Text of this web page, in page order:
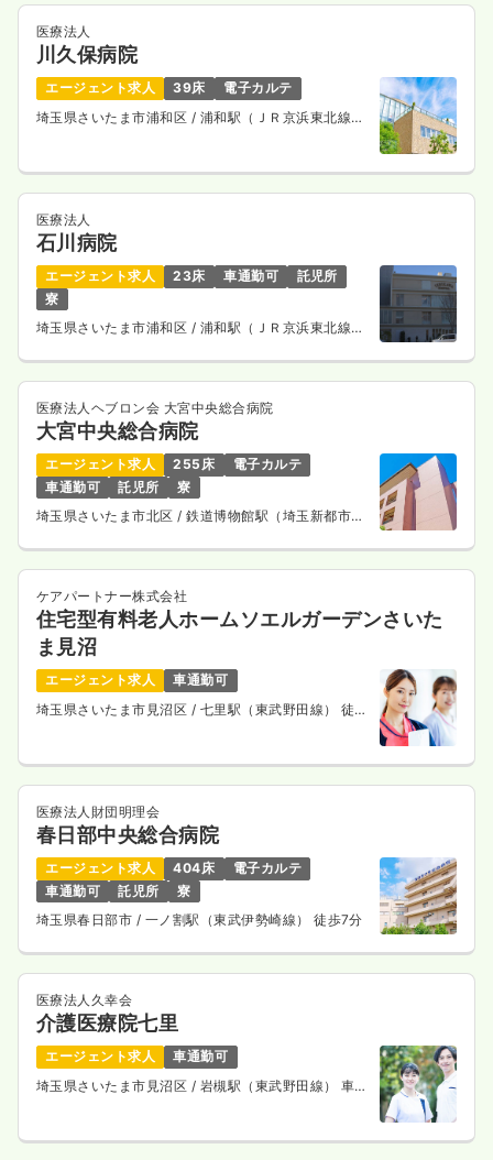
透析正・准看護師 一般病院
26.1万円〜/月 賞与2回
時間 8:15～17:00
4週8休以上
担当業務未経験可 ブランク可
第二新卒可
月給26万円以上可
気になる 詳細を見る
救急外来正看護師
日勤のみ（常勤）
給与 25.1万円〜/月 賞与2.45ヶ月
4週8休以上
担当業務未経験可
月給25万円以上可
給与 29.9万円/月 賞与3.5ヶ月
※経験5年の例
時間 8:30～17:15
4週8休以上
担当業務未経験可 ブランク可
第二新卒可
月給33万円以上可
気になる 詳細を見る
日勤のみ（パート）
給与 時給1,500 円〜
時間 8:30～17:15（休憩45分）
医療法人
川久保病院
エージェント求人 39床
電子カルテ
埼玉県さいたま市浦和区 / 浦和駅（ＪＲ京浜東北線）
医療法人
石川病院
エージェント求人 23床 車通勤可
託児所
寮
埼玉県さいたま市浦和区 / 浦和駅（ＪＲ京浜東北線）
医療法人ヘブロン会 大宮中央総合病院
大宮中央総合病院
エージェント求人 255床
電子カルテ
車通勤可
託児所
寮
埼玉県さいたま市北区/ 鉄道博物館駅（埼玉新都市交
ケアパートナー株式会社
住宅型有料老人ホームソエルガーデンさいた
ま見沼
エージェント求人
車通勤可
埼玉県さいたま市見沼区 / 七里駅（東武野田線） 徒歩
医療法人財団明理会
春日部中央総合病院
エージェント求人 404床
電子カルテ
車通勤可
託児所
寮
埼玉県春日部市 / 一ノ割駅（東武伊勢崎線） 徒歩7分
医療法人久幸会
介護医療院七里
エージェント求人
車通勤可
埼玉県さいたま市見沼区 / 岩槻駅（東武野田線） 車12